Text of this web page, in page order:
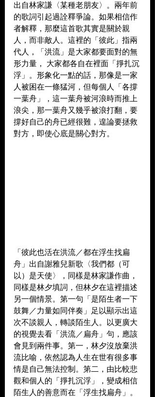
出自林家謙〈某種老朋友〉。兩年前
的歌詞引起過詮釋爭論。如果相信作
者解釋，那麼這首歌其實是關於親
人，而非敵人。這裡的「彼此」指兩
代人，「洪流」是大家都要面對的無
形力量， 大家都各自在裡面「掙扎沉
浮」。形象化一點的話，那像是一家
人被困在一條猛河，但每個人「各撐
一葉舟」，這一葉舟被河浪時而推上
浪尖，那一葉舟又幾乎被浪打翻，要
撐好自己的舟已經很難，遑論要拯救
對方，即使心底是關心對方。
「彼此也活在洪流／都在浮生找扁
舟」出自謝雅兒新歌〈我們都（可
以）是天使〉，同樣是林家謙作曲，
同樣是林夕填詞，但林夕在這裡描述
另一個情景。第一句「是陌生者一下
鼓舞／力量如同伴奏」足以顯示出這
次不談親人，轉談陌生人。以更廣大
的視覺去看「洪流／扁舟」句，應該
會見到兩件事。第一，林夕沒放棄洪
流比喻，依然認為人生在世有很多事
情是自己無法控制。第二，由比較悲
觀和個人的「掙扎沉浮」，變成相信
陌生人的善意而在「浮生找扁舟」。